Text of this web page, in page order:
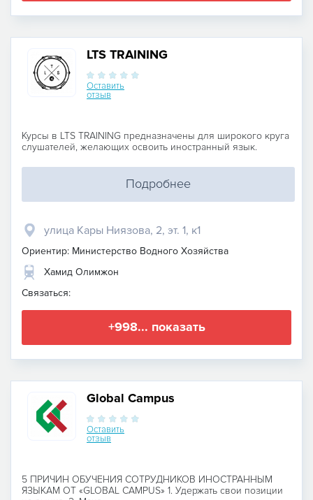
LTS TRAINING
Оставить
отзыв
Курсы в LTS TRAINING предназначены для широкого круга
слушателей, желающих освоить иностранный язык.
Подробнее
улица Кары Ниязова, 2, эт. 1, к1
Ориентир: Министерство Водного Хозяйства
Хамид Олимжон
Связаться:
+998... показать
Global Campus
Оставить
отзыв
5 ПРИЧИН ОБУЧЕНИЯ СОТРУДНИКОВ ИНОСТРАННЫМ
ЯЗЫКАМ ОТ «GLOBAL CAMPUS» 1. Удержать свои позиции